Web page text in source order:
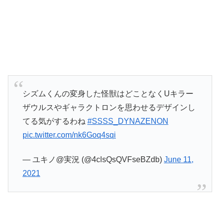
シズムくんの変身した怪獣はどことなくUキラー
ザウルスやギャラクトロンを思わせるデザインし
てる気がするわね #SSSS_DYNAZENON
pic.twitter.com/nk6Goq4sqi
— ユキノ@実況 (@4clsQsQVFseBZdb) June 11,
2021